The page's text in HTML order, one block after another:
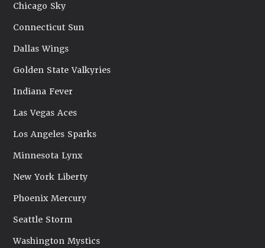
Chicago Sky
Connecticut Sun
Dallas Wings
Golden State Valkyries
Indiana Fever
Las Vegas Aces
Los Angeles Sparks
Minnesota Lynx
New York Liberty
Phoenix Mercury
Seattle Storm
Washington Mystics